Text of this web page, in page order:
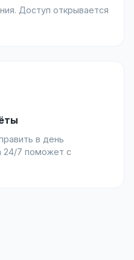
Доступ открывается
в день
24/7 поможет с